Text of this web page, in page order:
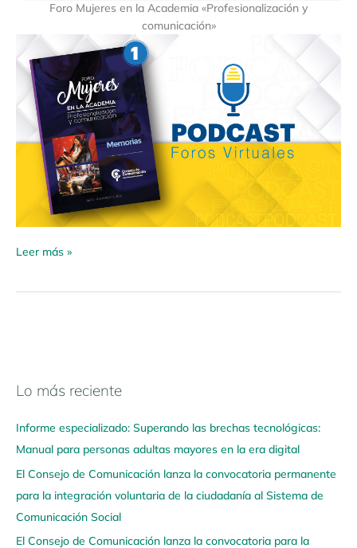
Foro Mujeres en la Academia «Profesionalización y
comunicación»
Leer más »
Lo más reciente
Informe especializado: Superando las brechas tecnológicas:
Manual para personas adultas mayores en la era digital
El Consejo de Comunicación lanza la convocatoria permanente
para la integración voluntaria de la ciudadanía al Sistema de
Comunicación Social
El Consejo de Comunicación lanza la convocatoria para la
N
v
e
g
a
a
q